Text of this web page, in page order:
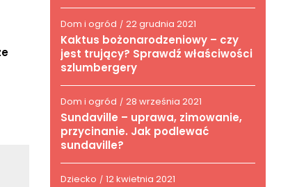
Dom i ogród / 22 grudnia 2021
Kaktus bożonarodzeniowy – czy
jest trujący? Sprawdź właściwości
szlumbergery
Dom i ogród / 28 września 2021
Sundaville – uprawa, zimowanie,
przycinanie. Jak podlewać
sundaville?
Dziecko / 12 kwietnia 2021